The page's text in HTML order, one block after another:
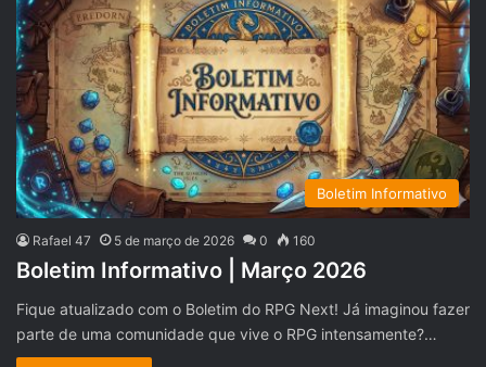
Boletim Informativo
Rafael 47 5 de março de 2026 0 160
Boletim Informativo | Março 2026
Fique atualizado com o Boletim do RPG Next! Já imaginou fazer
parte de uma comunidade que vive o RPG intensamente?…